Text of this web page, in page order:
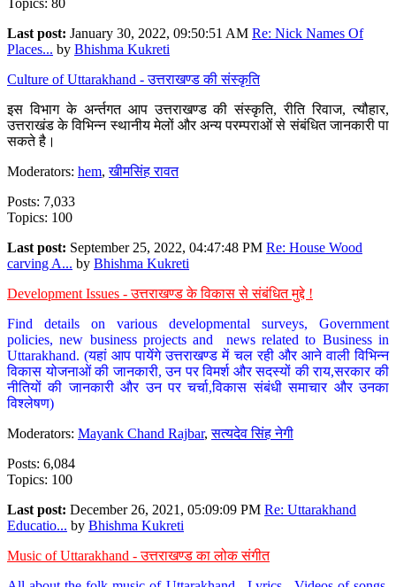
Topics: 80
Last post: January 30, 2022, 09:50:51 AM Re: Nick Names Of
Places... by Bhishma Kukreti
Culture of Uttarakhand - उत्तराखण्ड की संस्कृति
इस विभाग के अर्न्तगत आप उत्तराखण्ड की संस्कृति, रीति रिवाज, त्यौहार,
उत्तराखंड के विभिन्न स्थानीय मेलों और अन्य परम्पराओं से संबंधित जानकारी पा
सकते है।
Moderators: hem,खीमसिंह रावत
Posts: 7,033
Topics: 100
Last post: September 25, 2022, 04:47:48 PM Re: House Wood
carving A... by Bhishma Kukreti
Development Issues - उत्तराखण्ड के विकास से संबंधित मुद्दे !
Find details on various developmental surveys, Government
policies, new business projects and news related to Business in
Uttarakhand. (यहां आप पायेंगे उत्तराखण्ड में चल रही और आने वाली विभिन्न
विकास योजनाओं की जानकारी, उन पर विमर्श और सदस्यों की राय,सरकार की
नीतियों की जानकारी और उन पर चर्चा,विकास संबंधी समाचार और उनका
विश्लेषण)
Moderators: Mayank Chand Rajbar,सत्यदेव सिंह नेगी
Posts: 6,084
Topics: 100
Last post: December 26, 2021, 05:09:09 PM Re: Uttarakhand
Educatio... by Bhishma Kukreti
Music of Uttarakhand - उत्तराखण्ड का लोक संगीत